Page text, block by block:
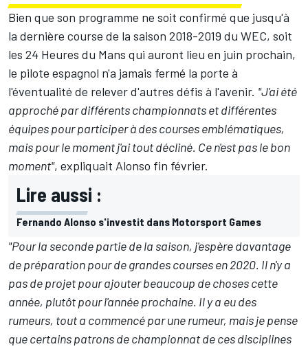
Bien que son programme ne soit confirmé que jusqu'à
la dernière course de la saison 2018-2019 du WEC, soit
les 24 Heures du Mans qui auront lieu en juin prochain,
le pilote espagnol n'a jamais fermé la porte à
l'éventualité de relever d'autres défis à l'avenir. "J'ai été
approché par différents championnats et différentes
équipes pour participer à des courses emblématiques,
mais pour le moment j'ai tout décliné. Ce n'est pas le bon
moment", expliquait Alonso fin février.
Lire aussi :
Fernando Alonso s'investit dans Motorsport Games
"Pour la seconde partie de la saison, j'espère davantage
de préparation pour de grandes courses en 2020. Il n'y a
pas de projet pour ajouter beaucoup de choses cette
année, plutôt pour l'année prochaine. Il y a eu des
rumeurs, tout a commencé par une rumeur, mais je pense
que certains patrons de championnat de ces disciplines